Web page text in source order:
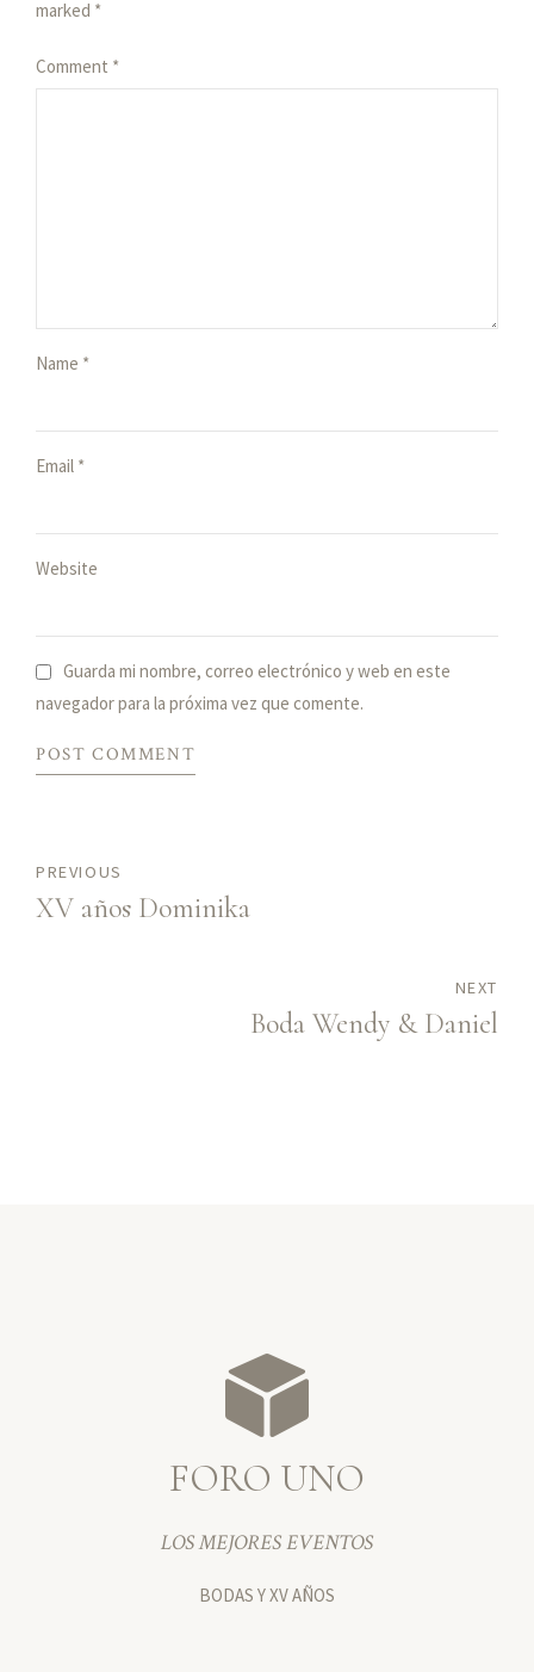
marked *
Comment *
Name *
Email *
Website
Guarda mi nombre, correo electrónico y web en este
navegador para la próxima vez que comente.
POST COMMENT
PREVIOUS
XV años Dominika
NEXT
Boda Wendy & Daniel
FORO UNO
LOS MEJORES EVENTOS
BODAS Y XV AÑOS